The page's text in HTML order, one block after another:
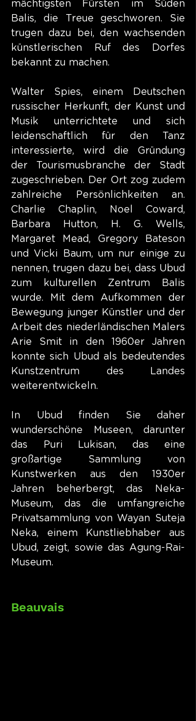
mächtigsten Fürsten im Süden
Balis, die Treue geschworen. Sie
trugen dazu bei, den wachsenden
künstlerischen Ruf des Dorfes
bekannt zu machen.
Walter Spies, einem Deutschen
russischer Herkunft, der Kunst und
Musik unterrichtete und sich
leidenschaftlich für den Tanz
interessierte, wird die Gründung
der Tourismusbranche der Stadt
zugeschrieben. Der Ort zog zudem
zahlreiche Persönlichkeiten an.
Charlie Chaplin, Noel Coward,
Barbara Hutton, H. G. Wells,
Margaret Mead, Gregory Bateson
und Vicki Baum, um nur einige zu
nennen, trugen dazu bei, dass Ubud
zum kulturellen Zentrum Balis
wurde. Mit dem Aufkommen der
Bewegung junger Künstler und der
Arbeit des niederländischen Malers
Arie Smit in den 1960er Jahren
konnte sich Ubud als bedeutendes
Kunstzentrum des Landes
weiterentwickeln.
In Ubud finden Sie daher
wunderschöne Museen, darunter
das Puri Lukisan, das eine
großartige Sammlung von
Kunstwerken aus den 1930er
Jahren beherbergt, das Neka-
Museum, das die umfangreiche
Privatsammlung von Wayan Suteja
Neka, einem Kunstliebhaber aus
Ubud, zeigt, sowie das Agung-Rai-
Museum.
Beauvais